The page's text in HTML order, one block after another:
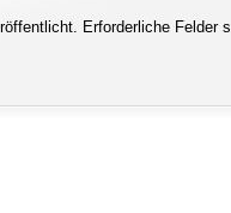
Erforderliche Felder